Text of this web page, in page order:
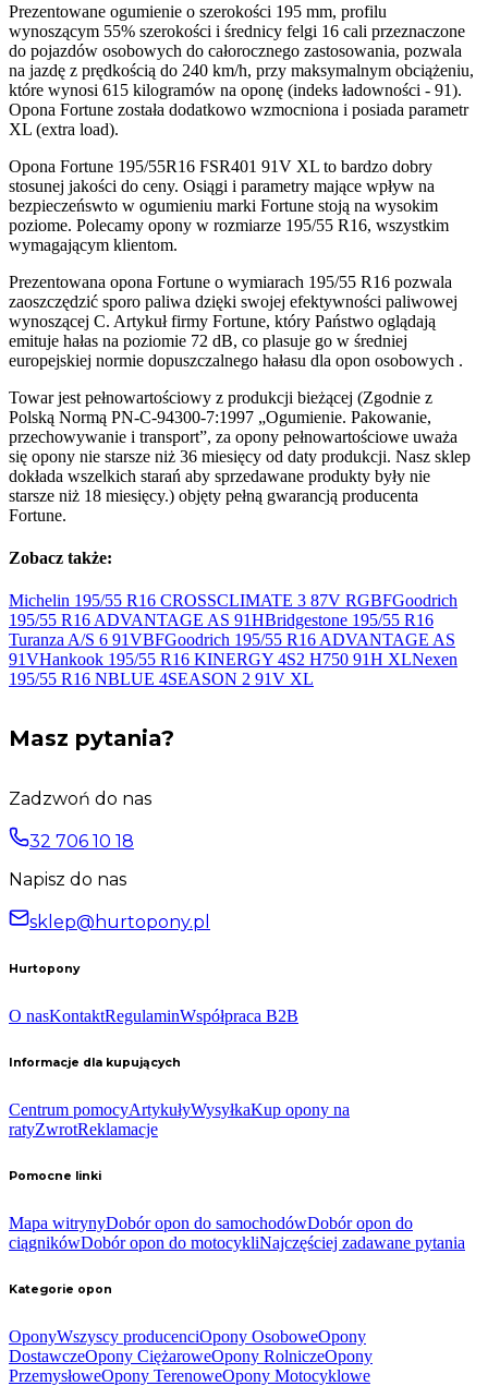
Prezentowane ogumienie o szerokości 195 mm, profilu
wynoszącym 55% szerokości i średnicy felgi 16 cali przeznaczone
do pojazdów osobowych do całorocznego zastosowania, pozwala
na jazdę z prędkością do 240 km/h, przy maksymalnym obciążeniu,
które wynosi 615 kilogramów na oponę (indeks ładowności - 91).
Opona Fortune została dodatkowo wzmocniona i posiada parametr
XL (extra load).
Opona Fortune 195/55R16 FSR401 91V XL to bardzo dobry
stosunej jakości do ceny. Osiągi i parametry mające wpływ na
bezpieczeńswto w ogumieniu marki Fortune stoją na wysokim
poziome. Polecamy opony w rozmiarze 195/55 R16, wszystkim
wymagającym klientom.
Prezentowana opona Fortune o wymiarach 195/55 R16 pozwala
zaoszczędzić sporo paliwa dzięki swojej efektywności paliwowej
wynoszącej C. Artykuł firmy Fortune, który Państwo oglądają
emituje hałas na poziomie 72 dB, co plasuje go w średniej
europejskiej normie dopuszczalnego hałasu dla opon osobowych .
Towar jest pełnowartościowy z produkcji bieżącej (Zgodnie z
Polską Normą PN-C-94300-7:1997 „Ogumienie. Pakowanie,
przechowywanie i transport”, za opony pełnowartościowe uważa
się opony nie starsze niż 36 miesięcy od daty produkcji. Nasz sklep
dokłada wszelkich starań aby sprzedawane produkty były nie
starsze niż 18 miesięcy.) objęty pełną gwarancją producenta
Fortune.
Zobacz także:
Michelin 195/55 R16 CROSSCLIMATE 3 87V RGBFGoodrich
195/55 R16 ADVANTAGE AS 91HBridgestone 195/55 R16
Turanza A/S 6 91VBFGoodrich 195/55 R16 ADVANTAGE AS
91VHankook 195/55 R16 KINERGY 4S2 H750 91H XLNexen
195/55 R16 NBLUE 4SEASON 2 91V XL
Masz pytania?
Zadzwoń do nas
32 706 10 18
Napisz do nas
sklep@hurtopony.pl
Hurtopony
O nasKontaktRegulaminWspółpraca B2B
Informacje dla kupujących
Centrum pomocyArtykułyWysyłkaKup opony na
ratyZwrotReklamacje
Pomocne linki
Mapa witrynyDobór opon do samochodówDobór opon do
ciągnikówDobór opon do motocykliNajczęściej zadawane pytania
Kategorie opon
OponyWszyscy producenciOpony OsoboweOpony
DostawczeOpony CiężaroweOpony RolniczeOpony
PrzemysłoweOpony TerenoweOpony Motocyklowe